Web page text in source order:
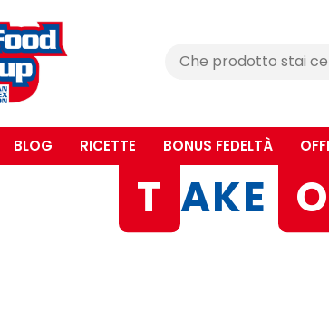
Cerca
BLOG RICETTE BONUS FEDELTÀ
T AKE O